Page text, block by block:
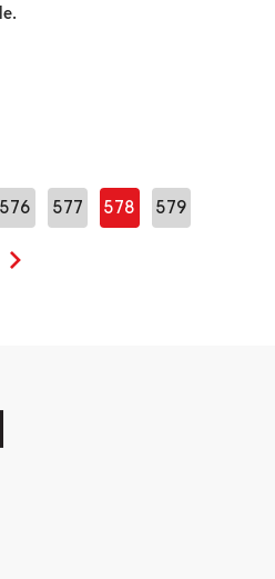
576 577 578 579
Seuraava sivu